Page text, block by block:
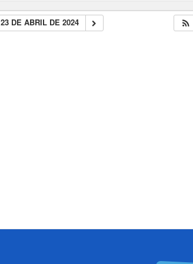
23 DE ABRIL DE 2024